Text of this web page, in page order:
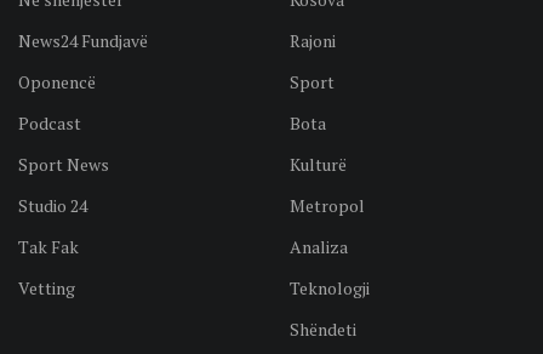
News24 Fundjavë
Oponencë
Podcast
Sport News
Studio 24
Tak Fak
Vetting
Rajoni
Sport
Bota
Kulturë
Metropol
Analiza
Teknologji
Shëndeti